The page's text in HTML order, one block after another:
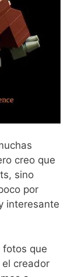
creo que
sino
por
interesante
fotos que
creador